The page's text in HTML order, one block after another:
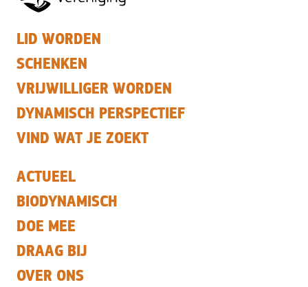
LID WORDEN
SCHENKEN
VRIJWILLIGER WORDEN
DYNAMISCH PERSPECTIEF
VIND WAT JE ZOEKT
ACTUEEL
BIODYNAMISCH
DOE MEE
DRAAG BIJ
OVER ONS